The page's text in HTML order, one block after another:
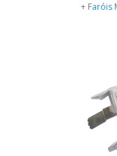
+ Faróis